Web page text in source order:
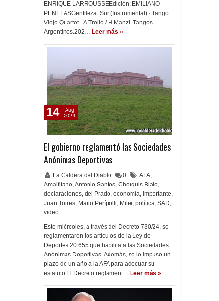
ENRIQUE LARROUSSEEdición: EMILIANO
PENELASGentileza: Sur (Instrumental) · Tango
Viejo Quartet · A.Troilo / H.Manzi. Tangos
Argentinos.202… Leer más »
El gobierno reglamentó las Sociedades
Anónimas Deportivas
La Caldera del Diablo 0 AFA,
Amalfitano,Antonio Santos, Cherquis Bialo,
declaraciones, del Prado, economía, Importante,
Juan Torres, Mario Perípolli, Milei, política, SAD,
video
Este miércoles, a través del Decreto 730/24, se
reglamentaron los artículos de la Ley de
Deportes 20.655 que habilita a las Sociedades
Anónimas Deportivas. Además, se le impuso un
plazo de un año a la AFA para adecuar su
estatuto.El Decreto reglament… Leer más »
14
Aug
2024